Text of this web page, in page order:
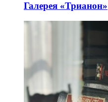
Галерея «Трианон»